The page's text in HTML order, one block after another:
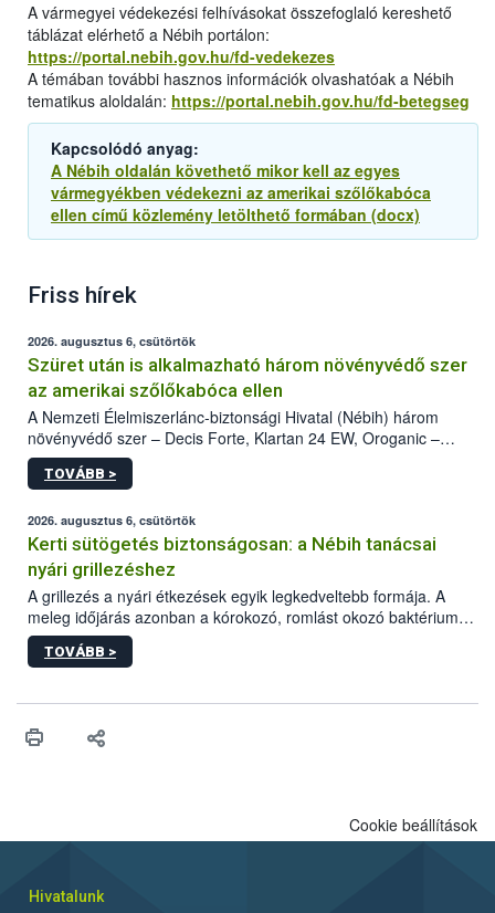
A vármegyei védekezési felhívásokat összefoglaló kereshető
táblázat elérhető a Nébih portálon:
https://portal.nebih.gov.hu/fd-vedekezes
A témában további hasznos információk olvashatóak a Nébih
tematikus aloldalán: https://portal.nebih.gov.hu/fd-betegseg
Kapcsolódó anyag:
A Nébih oldalán követhető mikor kell az egyes
vármegyékben védekezni az amerikai szőlőkabóca
ellen című közlemény letölthető formában (docx)
Friss hírek
2026. augusztus 6, csütörtök
Szüret után is alkalmazható három növényvédő szer
az amerikai szőlőkabóca ellen
A Nemzeti Élelmiszerlánc-biztonsági Hivatal (Nébih) három
növényvédő szer – Decis Forte, Klartan 24 EW, Oroganic –
engedélyokiratát módosította, így azok a szüretet követően,
egészen a vesszőérettség (BBCH 91) stádiumáig
érésű szőlőkben is legyen lehetőség a károsító elleni további
védekezésre. Az Oroganic készítmény kis kiszerelésben kiskerti
felhasználók számára is elérhető és ökológiai termesztésben is
engedélyezett.
TOVÁBB >
2026. augusztus 6, csütörtök
Kerti sütögetés biztonságosan: a Nébih tanácsai
nyári grillezéshez
A grillezés a nyári étkezések egyik legkedveltebb formája. A
meleg időjárás azonban a kórokozó, romlást okozó baktériumok
gyorsabb szaporodásának is kedvez. A szabadtéri sütögetés
ezért nem csupán a megfelelő sütési technikáról szól: legalább
higiéniai szabályok betartása, a megfelelő hőkezelés, valamint a
biztonsági Hivatal (Nébih) Oktatási Programja összegyűjtötte a
TOVÁBB >
Cookie beállítások
Hivatalunk